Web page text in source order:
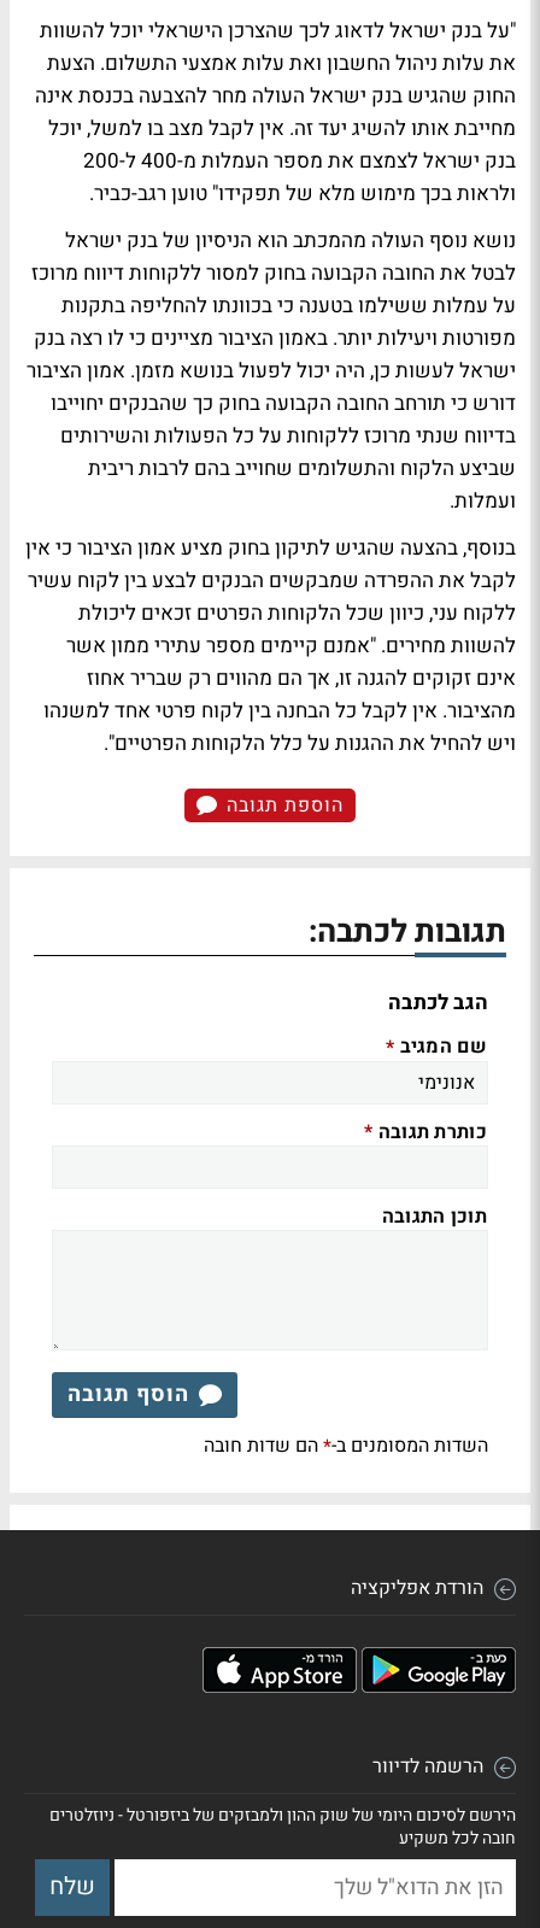
"על בנק ישראל לדאוג לכך שהצרכן הישראלי יוכל להשוות
את עלות ניהול החשבון ואת עלות אמצעי התשלום. הצעת
החוק שהגיש בנק ישראל העולה מחר להצבעה בכנסת אינה
מחייבת אותו להשיג יעד זה. אין לקבל מצב בו למשל, יוכל
בנק ישראל לצמצם את מספר העמלות מ-400 ל-200
ולראות בכך מימוש מלא של תפקידו" טוען רגב-כביר.
נושא נוסף העולה מהמכתב הוא הניסיון של בנק ישראל
לבטל את החובה הקבועה בחוק למסור ללקוחות דיווח מרוכז
על עמלות ששילמו בטענה כי בכוונתו להחליפה בתקנות
מפורטות ויעילות יותר. באמון הציבור מציינים כי לו רצה בנק
ישראל לעשות כן, היה יכול לפעול בנושא מזמן. אמון הציבור
דורש כי תורחב החובה הקבועה בחוק כך שהבנקים יחוייבו
בדיווח שנתי מרוכז ללקוחות על כל הפעולות והשירותים
שביצע הלקוח והתשלומים שחוייב בהם לרבות ריבית
ועמלות.
בנוסף, בהצעה שהגיש לתיקון בחוק מציע אמון הציבור כי אין
לקבל את ההפרדה שמבקשים הבנקים לבצע בין לקוח עשיר
ללקוח עני, כיוון שכל הלקוחות הפרטים זכאים ליכולת
להשוות מחירים. "אמנם קיימים מספר עתירי ממון אשר
אינם זקוקים להגנה זו, אך הם מהווים רק שבריר אחוז
מהציבור. אין לקבל כל הבחנה בין לקוח פרטי אחד למשנהו
ויש להחיל את ההגנות על כלל הלקוחות הפרטיים".
הוספת תגובה
תגובות לכתבה:
הגב לכתבה
שם המגיב *
כותרת תגובה *
תוכן התגובה
הוסף תגובה
השדות המסומנים ב-*הם שדות חובה
הורדת אפליקציה
הרשמה לדיוור
הירשם לסיכום היומי של שוק ההון ולמבזקים של ביזפורטל - ניוזלטרים
חובה לכל משקיע